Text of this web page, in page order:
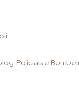
Policiais e